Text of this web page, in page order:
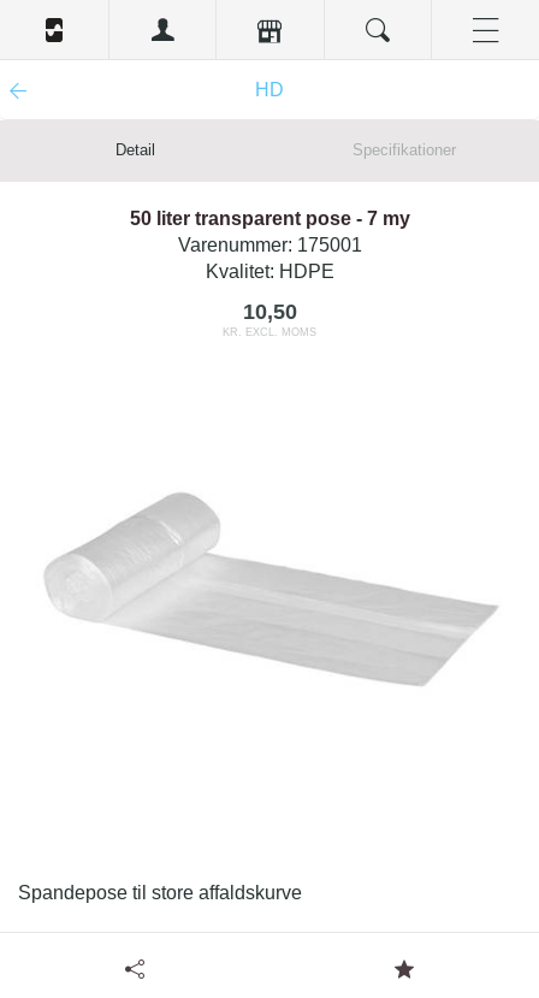
HD
Detail Specifikationer
50 liter transparent pose - 7 my
Varenummer: 175001
Kvalitet: HDPE
10,50
KR. EXCL. MOMS
Spandepose til store affaldskurve
Tilgængelige specifikationer for 50 liter transparent